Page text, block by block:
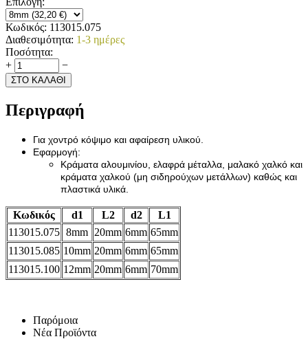
Κωδικός: 113015.075
Διαθεσιμότητα: 1-3 ημέρες
Ποσότητα:
+
−
ΣΤΟ ΚΑΛΑΘΙ
Περιγραφή
Για χοντρό κόψιμο και αφαίρεση υλικού.
Εφαρμογή:
Κράματα αλουμινίου, ελαφρά μέταλλα, μαλακό χαλκό και
κράματα χαλκού (μη σιδηρούχων μετάλλων) καθώς και
πλαστικά υλικά.
Κωδικός d1 L2 d2
L1
113015.075 8mm 20mm 6mm 65mm
113015.085 10mm 20mm 6mm 65mm
113015.100 12mm 20mm 6mm 70mm
Παρόμοια
Νέα Προϊόντα